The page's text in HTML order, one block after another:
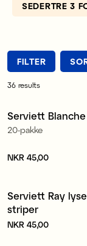
SEDERTRE 3
FILTER
36 results
Nyhet
Produsert i Europa
Serviett Blanche
20-pakke
Pris :NKR 45,00
NKR 45,00
3 for 99 kr
Serviett Ray
striper
Pris :NKR 45,00
NKR 45,00